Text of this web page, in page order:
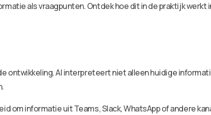
als vraagpunten. Ontdek hoe dit in de praktijk werkt
AI interpreteert niet alleen huidige
om informatie uit Teams, Slack, WhatsApp of andere